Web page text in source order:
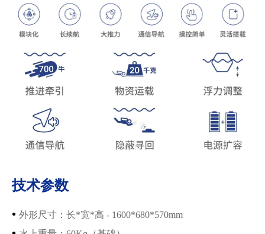
技术参数
• 外形尺寸 ： 长*宽*高 - 1600*680*570mm